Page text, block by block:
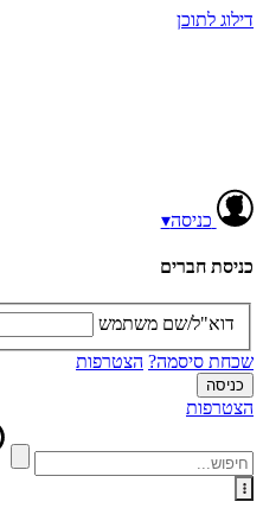
דילוג לתוכן
כניסה▾
כניסת חברים
דוא"ל/שם משתמש
שכחת סיסמה? הצטרפות
הצטרפות